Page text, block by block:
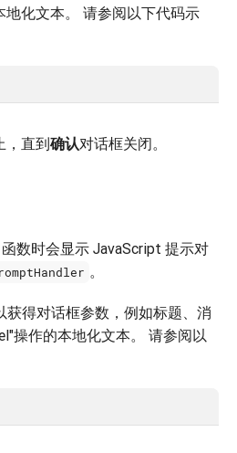
地化文本。 请参阅以下代码示
，直到确认对话框关闭。
函数时会显示 JavaScript 提示对
。
获得对话框参数，例如标题、消
操作的本地化文本。 请参阅以